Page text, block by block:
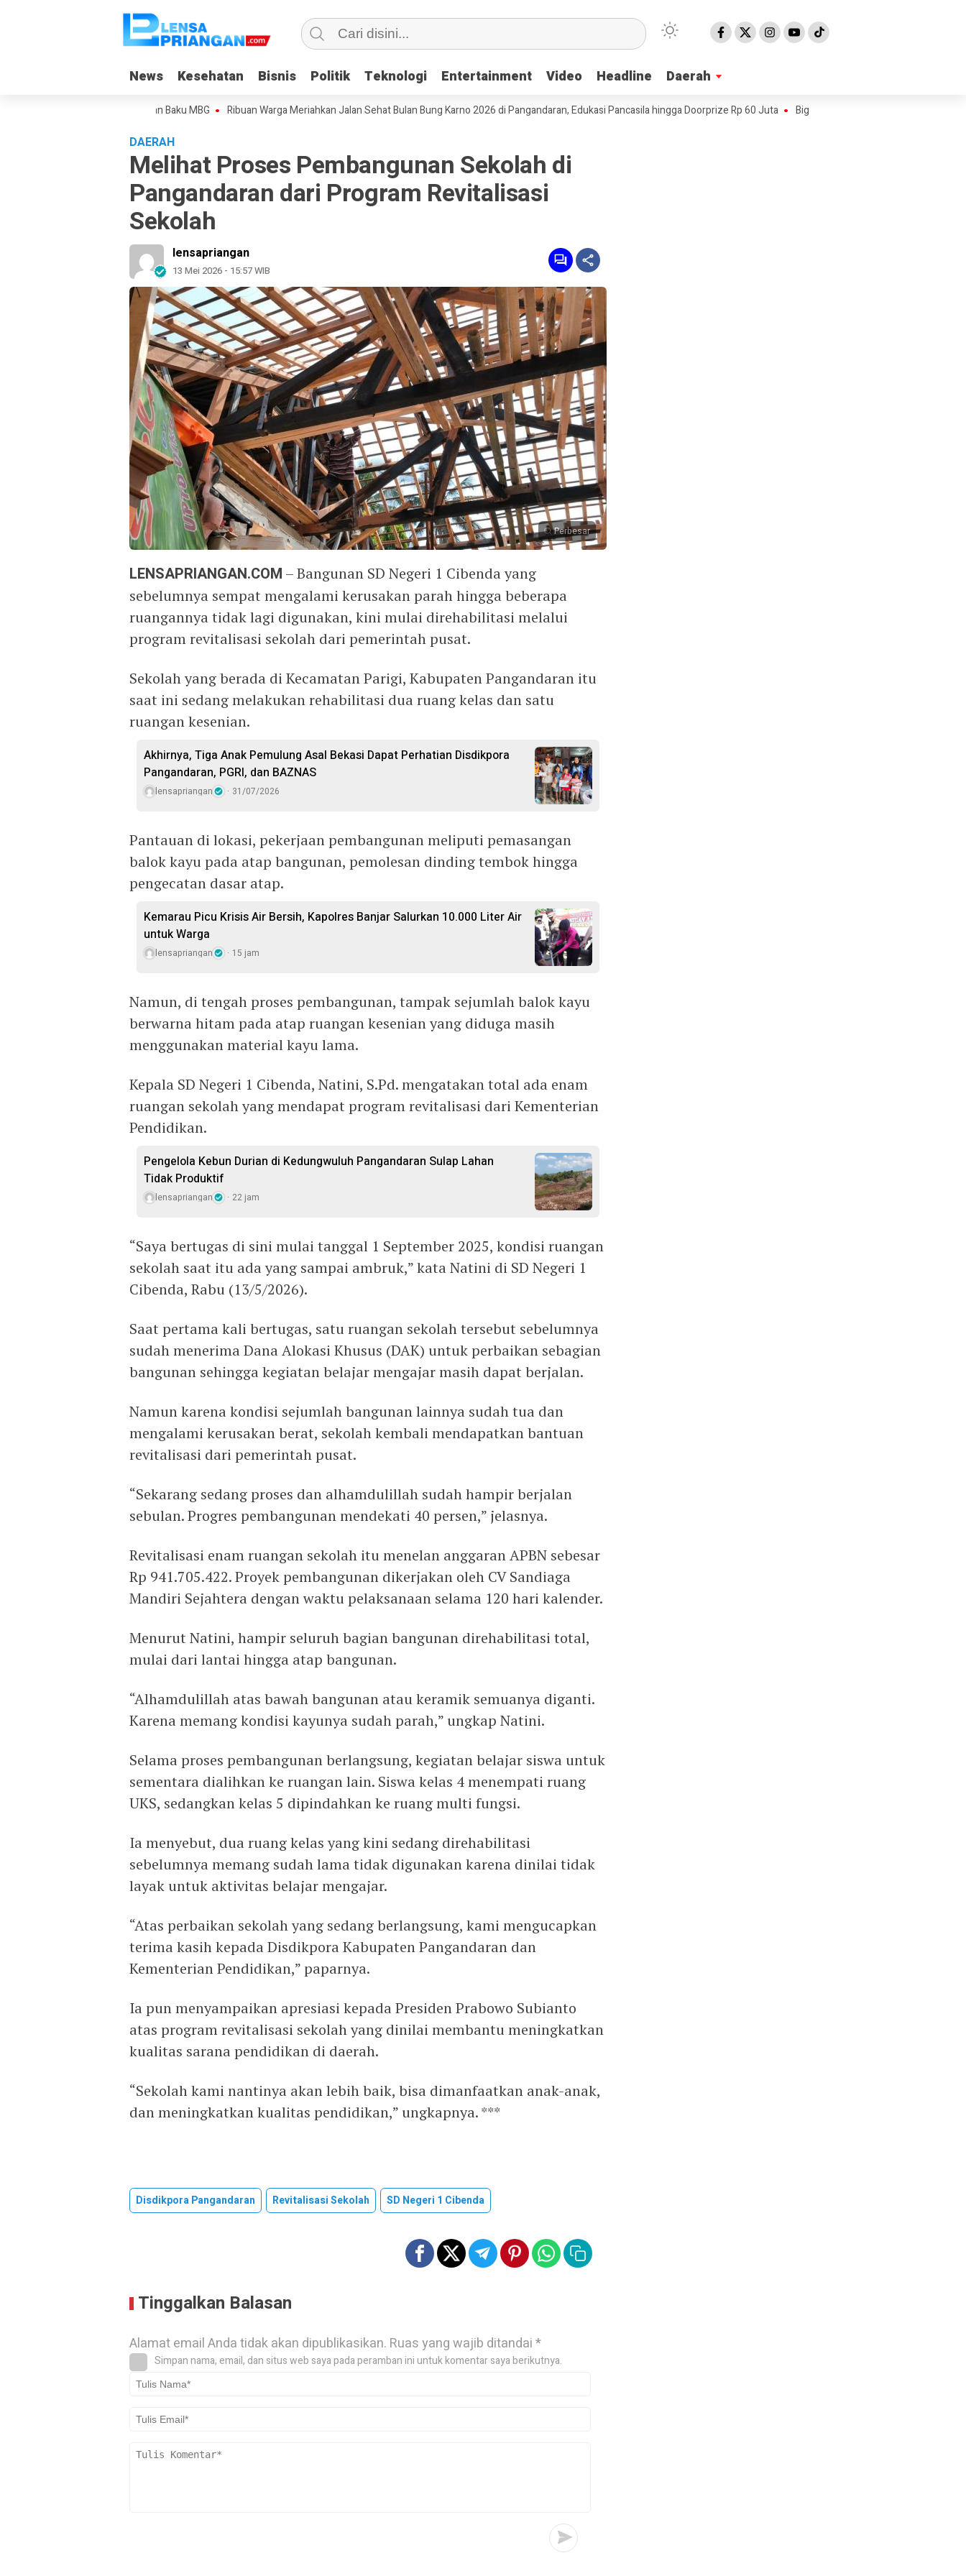
News Kesehatan Bisnis Politik Teknologi Entertainment Video Headline Daerah
News Kesehatan Bisnis Politik Teknologi Entertainment Video Headline Daerah
Pola Pengadaan Bahan Baku MBG Ribuan Warga Meriahkan Jalan Sehat Bulan Bung Karno 2026 di Pangandaran, Edukasi Pancasila hingga Doorprize Rp 60 Juta Big Mike Fighting Series Guncang
DAERAH
Melihat Proses Pembangunan Sekolah di
Pangandaran dari Program Revitalisasi
Sekolah
lensapriangan
13 Mei 2026 - 15:57 WIB
Perbesar
LENSAPRIANGAN.COM – Bangunan SD Negeri 1 Cibenda yang
sebelumnya sempat mengalami kerusakan parah hingga beberapa
ruangannya tidak lagi digunakan, kini mulai direhabilitasi melalui
program revitalisasi sekolah dari pemerintah pusat.
Sekolah yang berada di Kecamatan Parigi, Kabupaten Pangandaran itu
saat ini sedang melakukan rehabilitasi dua ruang kelas dan satu
ruangan kesenian.
Akhirnya, Tiga Anak Pemulung Asal Bekasi Dapat Perhatian Disdikpora
Pangandaran, PGRI, dan BAZNAS
lensapriangan 31/07/2026
Pantauan di lokasi, pekerjaan pembangunan meliputi pemasangan
balok kayu pada atap bangunan, pemolesan dinding tembok hingga
pengecatan dasar atap.
Kemarau Picu Krisis Air Bersih, Kapolres Banjar Salurkan 10.000 Liter Air
untuk Warga
lensapriangan 15 jam
Namun, di tengah proses pembangunan, tampak sejumlah balok kayu
berwarna hitam pada atap ruangan kesenian yang diduga masih
menggunakan material kayu lama.
Kepala SD Negeri 1 Cibenda, Natini, S.Pd. mengatakan total ada enam
ruangan sekolah yang mendapat program revitalisasi dari Kementerian
Pendidikan.
Pengelola Kebun Durian di Kedungwuluh Pangandaran Sulap Lahan
Tidak Produktif ‎
lensapriangan 22 jam
“Saya bertugas di sini mulai tanggal 1 September 2025, kondisi ruangan
sekolah saat itu ada yang sampai ambruk,” kata Natini di SD Negeri 1
Cibenda, Rabu (13/5/2026).
Saat pertama kali bertugas, satu ruangan sekolah tersebut sebelumnya
sudah menerima Dana Alokasi Khusus (DAK) untuk perbaikan sebagian
bangunan sehingga kegiatan belajar mengajar masih dapat berjalan.
Namun karena kondisi sejumlah bangunan lainnya sudah tua dan
mengalami kerusakan berat, sekolah kembali mendapatkan bantuan
revitalisasi dari pemerintah pusat.
“Sekarang sedang proses dan alhamdulillah sudah hampir berjalan
sebulan. Progres pembangunan mendekati 40 persen,” jelasnya.
Revitalisasi enam ruangan sekolah itu menelan anggaran APBN sebesar
Rp 941.705.422. Proyek pembangunan dikerjakan oleh CV Sandiaga
Mandiri Sejahtera dengan waktu pelaksanaan selama 120 hari kalender.
Menurut Natini, hampir seluruh bagian bangunan direhabilitasi total,
mulai dari lantai hingga atap bangunan.
“Alhamdulillah atas bawah bangunan atau keramik semuanya diganti.
Karena memang kondisi kayunya sudah parah,” ungkap Natini.
Selama proses pembangunan berlangsung, kegiatan belajar siswa untuk
sementara dialihkan ke ruangan lain. Siswa kelas 4 menempati ruang
UKS, sedangkan kelas 5 dipindahkan ke ruang multi fungsi.
Ia menyebut, dua ruang kelas yang kini sedang direhabilitasi
sebelumnya memang sudah lama tidak digunakan karena dinilai tidak
layak untuk aktivitas belajar mengajar.
“Atas perbaikan sekolah yang sedang berlangsung, kami mengucapkan
terima kasih kepada Disdikpora Kabupaten Pangandaran dan
Kementerian Pendidikan,” paparnya.
Ia pun menyampaikan apresiasi kepada Presiden Prabowo Subianto
atas program revitalisasi sekolah yang dinilai membantu meningkatkan
kualitas sarana pendidikan di daerah.
“Sekolah kami nantinya akan lebih baik, bisa dimanfaatkan anak-anak,
dan meningkatkan kualitas pendidikan,” ungkapnya. ***
Disdikpora Pangandaran Revitalisasi Sekolah SD Negeri 1 Cibenda
Tinggalkan Balasan
Alamat email Anda tidak akan dipublikasikan. Ruas yang wajib ditandai*
Simpan nama, email, dan situs web saya pada peramban ini untuk komentar saya berikutnya.